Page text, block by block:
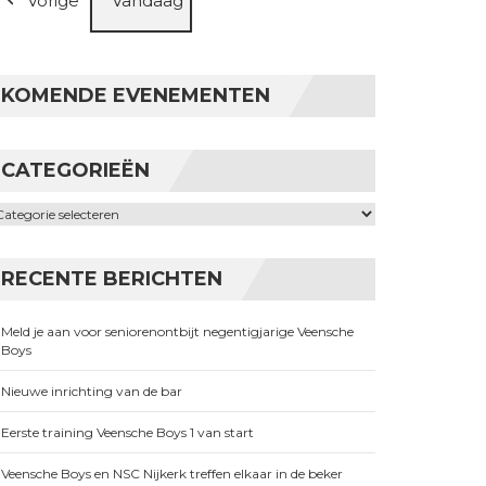
KOMENDE EVENEMENTEN
CATEGORIEËN
RECENTE BERICHTEN
Meld je aan voor seniorenontbijt negentigjarige Veensche
Boys
Nieuwe inrichting van de bar
Eerste training Veensche Boys 1 van start
Veensche Boys en NSC Nijkerk treffen elkaar in de beker